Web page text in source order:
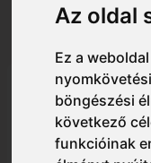
Az oldal
Ez a
böngészési
következő
funkcióinak
Részletes
ADL233
pólóing